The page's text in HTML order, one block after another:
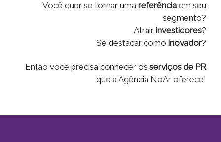
Você quer se tornar uma referência em seu
segmento?
Atrair investidores?
Se destacar como inovador?
Então você precisa conhecer os serviços de PR
que a Agência NoAr oferece!